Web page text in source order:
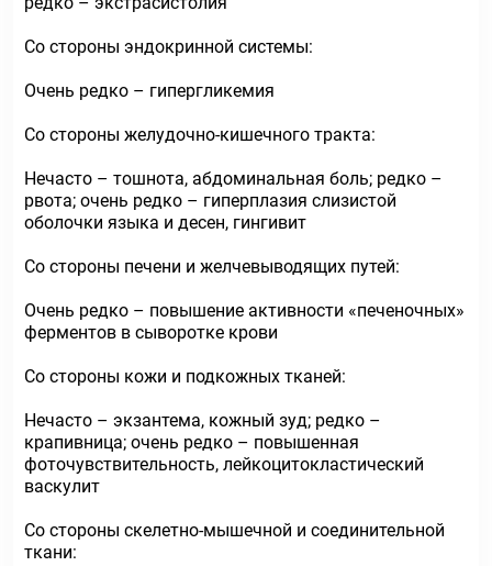
Со стороны эндокринной системы:
Очень редко – гипергликемия
Со стороны желудочно-кишечного тракта:
Нечасто – тошнота, абдоминальная боль; редко –
рвота; очень редко – гиперплазия слизистой
оболочки языка и десен, гингивит
Со стороны печени и желчевыводящих путей:
Очень редко – повышение активности «печеночных»
ферментов в сыворотке крови
Со стороны кожи и подкожных тканей:
Нечасто – экзантема, кожный зуд; редко –
крапивница; очень редко – повышенная
фоточувствительность, лейкоцитокластический
васкулит
Со стороны скелетно-мышечной и соединительной
ткани: